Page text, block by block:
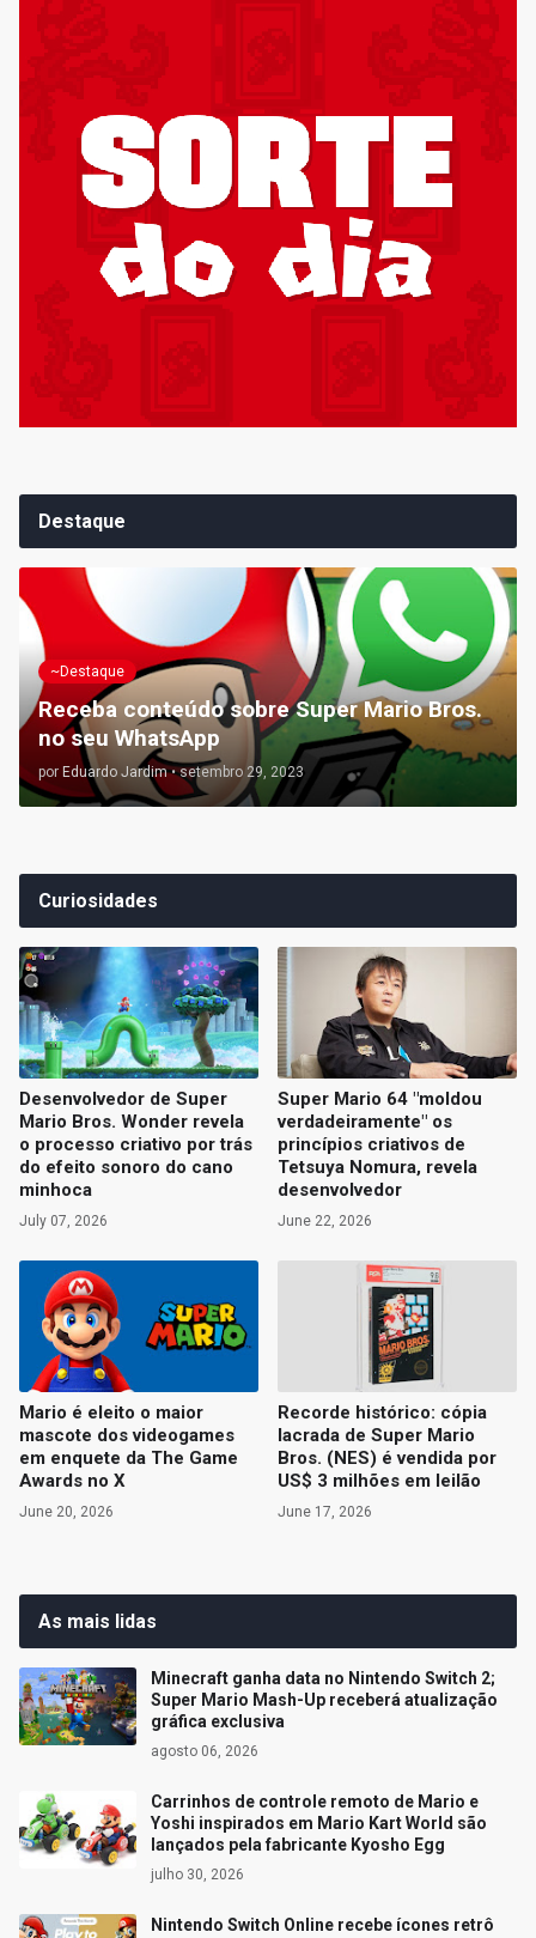
Destaque
~Destaque
Receba conteúdo sobre Super Mario Bros.
no seu WhatsApp
por Eduardo Jardim • setembro 29, 2023
Curiosidades
Desenvolvedor de Super
Mario Bros. Wonder revela
o processo criativo por trás
do efeito sonoro do cano
minhoca
July 07, 2026
Super Mario 64 "moldou
verdadeiramente" os
princípios criativos de
Tetsuya Nomura, revela
desenvolvedor
June 22, 2026
Mario é eleito o maior
mascote dos videogames
em enquete da The Game
Awards no X
June 20, 2026
Recorde histórico: cópia
lacrada de Super Mario
Bros. (NES) é vendida por
US$ 3 milhões em leilão
June 17, 2026
As mais lidas
Minecraft ganha data no Nintendo Switch 2;
Super Mario Mash-Up receberá atualização
gráfica exclusiva
agosto 06, 2026
Carrinhos de controle remoto de Mario e
Yoshi inspirados em Mario Kart World são
lançados pela fabricante Kyosho Egg
julho 30, 2026
Nintendo Switch Online recebe ícones retrô